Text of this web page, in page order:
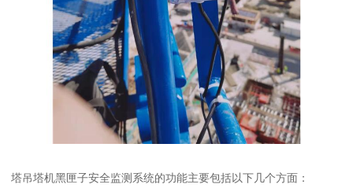
塔吊塔机黑匣子安全监测系统的功能主要包括以下几个方面：